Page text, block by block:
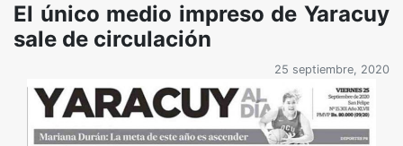
El único medio impreso de Yaracuy
sale de circulación
25 septiembre, 2020